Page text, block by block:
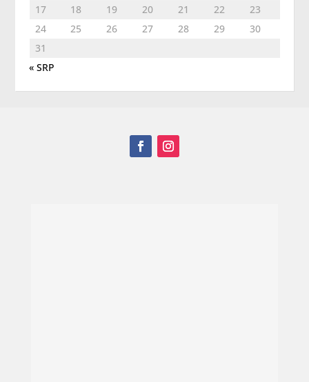
17
18 19 20 21 22
23
24
25 26 27 28 29
30
31
« SRP